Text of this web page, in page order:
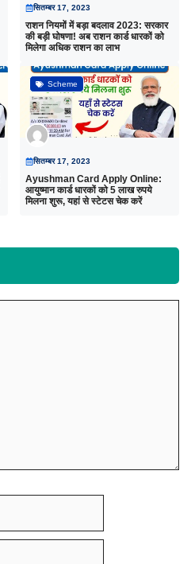
सितम्बर 17, 2023
राशन नियमों में बड़ा बदलाव 2023: सरकार
की बड़ी घोषणा! अब राशन कार्ड धारकों को
मिलेगा अधिक राशन का लाभ
Scheme
सितम्बर 17, 2023
Ayushman Card Apply Online:
आयुष्मान कार्ड धारकों को 5 लाख रुपये
मिलना शुरू, यहां से स्टेटस चेक करें